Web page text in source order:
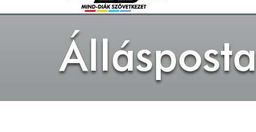
Állásposta